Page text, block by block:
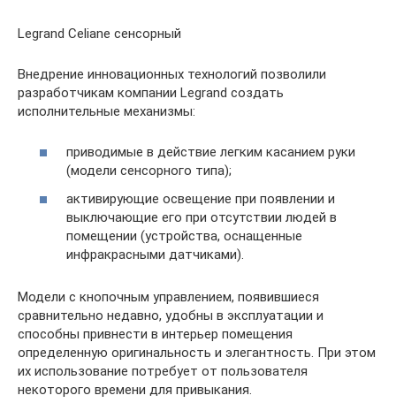
Legrand Celiane сенсорный
Внедрение инновационных технологий позволили
разработчикам компании Legrand создать
исполнительные механизмы:
приводимые в действие легким касанием руки
(модели сенсорного типа);
активирующие освещение при появлении и
выключающие его при отсутствии людей в
помещении (устройства, оснащенные
инфракрасными датчиками).
Модели с кнопочным управлением, появившиеся
сравнительно недавно, удобны в эксплуатации и
способны привнести в интерьер помещения
определенную оригинальность и элегантность. При этом
их использование потребует от пользователя
некоторого времени для привыкания.